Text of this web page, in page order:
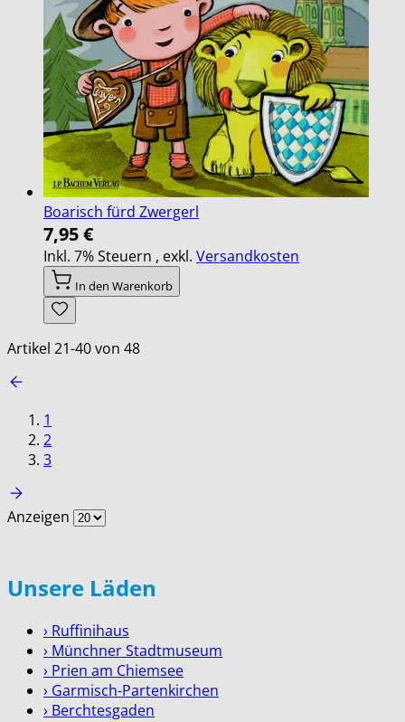
Boarisch fürd Zwergerl
7,95 €
Inkl. 7% Steuern , exkl. Versandkosten
In den Warenkorb
Artikel 21-40von 48
1
2
3
Anzeigen
Unsere Läden
› Ruffinihaus
› Münchner Stadtmuseum
› Prien am Chiemsee
› Garmisch-Partenkirchen
› Berchtesgaden